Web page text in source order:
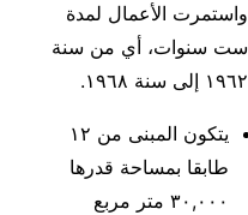
واستمرت الأعمال لمدة
ست سنوات، أي من سنة
١٩٦٢ إلى سنة ١٩٦٨.
يتكون المبنى من ١٢
طابقا بمساحة قدرها
٣٠,٠٠٠ متر مربع